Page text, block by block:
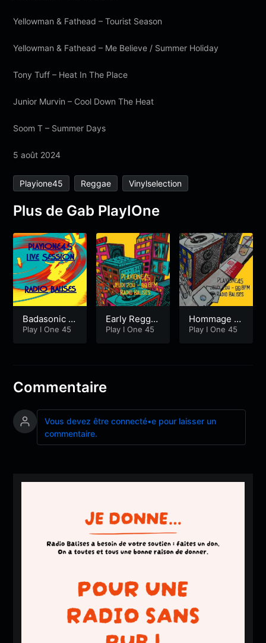
Yellowman & Fathead – Tourist Season
Yellowman & Fathead – Me Believe / Summer Holiday
Tony Tuff – Heat In The Place
Junior Murvin – Cool Down The Heat
Soom T – Summer Days
5 août 2024
Playione45 Reggae Vinylselection
Plus de Gab PlayIOne
Badasonic R
ecords
Play I One 45
Early Regga
e vs Early Di
Play I One 45
Hommage à
Lee Scratch
Play I One 45
Commentaire
Vous devez être connecté•e pour laisser un
commentaire.